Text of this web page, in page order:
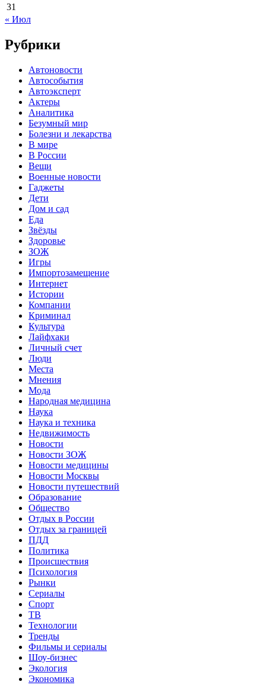
31
« Июл
Рубрики
Автоновости
Автособытия
Автоэксперт
Актеры
Аналитика
Безумный мир
Болезни и лекарства
В мире
В России
Вещи
Военные новости
Гаджеты
Дети
Дом и сад
Еда
Звёзды
Здоровье
ЗОЖ
Игры
Импортозамещение
Интернет
Истории
Компании
Криминал
Культура
Лайфхаки
Личный счет
Люди
Места
Мнения
Мода
Народная медицина
Наука
Наука и техника
Недвижимость
Новости
Новости ЗОЖ
Новости медицины
Новости Москвы
Новости путешествий
Образование
Общество
Отдых в России
Отдых за границей
ПДД
Политика
Происшествия
Психология
Рынки
Сериалы
Спорт
ТВ
Технологии
Тренды
Фильмы и сериалы
Шоу-бизнес
Экология
Экономика